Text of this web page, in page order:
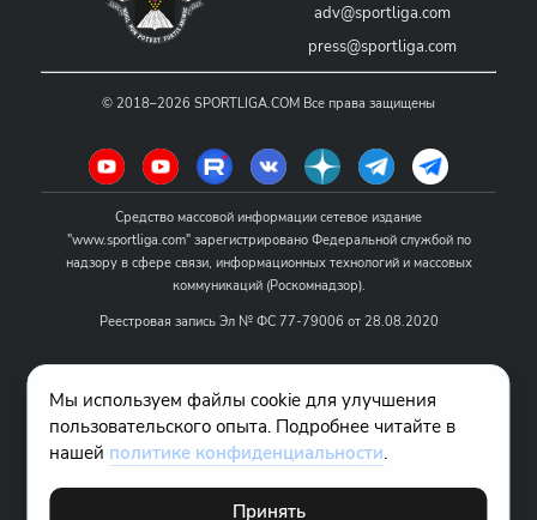
adv@sportliga.com
press@sportliga.com
© 2018–2026 SPORTLIGA.COM Все права защищены
Средство массовой информации сетевое издание
"www.sportliga.com" зарегистрировано Федеральной службой по
надзору в сфере связи, информационных технологий и массовых
коммуникаций (Роскомнадзор).
Реестровая запись Эл № ФС 77-79006 от 28.08.2020
Название - www.sportliga.com
Учредитель СМИ сетевого издания "www.sportliga.com": ИП Чамин
О.Н.
Главный редактор СМИ сетевого издания "www.sportliga.com":
Хаимов Д.И.
Мы используем файлы cookie для улучшения
пользовательского опыта. Подробнее читайте в
нашей политике конфиденциальности.
Принять